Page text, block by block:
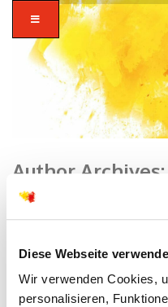
Diese Webseite
Wir verwenden Cookies,
personalisieren,
Author Archives:
Home